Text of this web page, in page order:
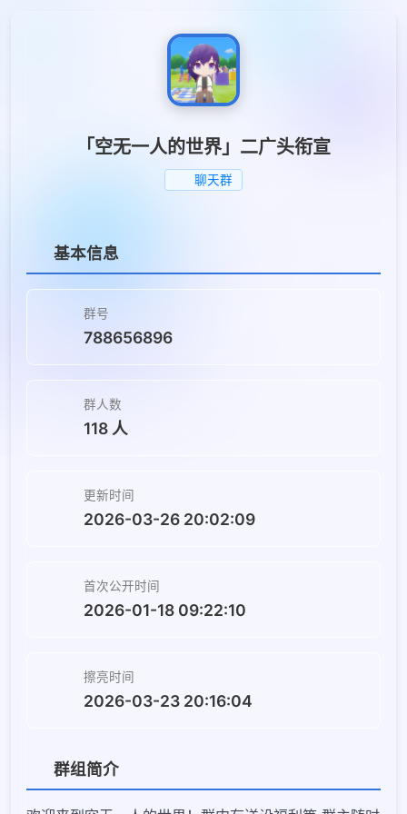
「空无一人的世界」二广头衔宣
聊天群
基本信息
群号
788656896
群人数
118 人
更新时间
2026-03-26 20:02:09
首次公开时间
2026-01-18 09:22:10
擦亮时间
2026-03-23 20:16:04
群组简介